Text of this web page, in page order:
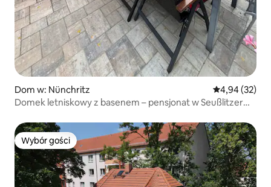
Dom w: Nünchritz Średnia
4,94 (32)
Domek letniskowy z basenem – pensjonat w Seußlitzer
Wybór gości
Wybór gości